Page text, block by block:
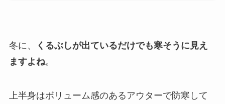
冬に、
くるぶしが出ているだけでも寒そうに見え
ますよね。
上半身はボリューム感のあるアウターで防寒して